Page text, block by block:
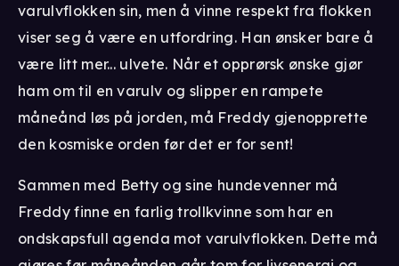
varulvflokken sin, men å vinne respekt fra flokken
viser seg å være en utfordring. Han ønsker bare å
være litt mer... ulvete. Når et opprørsk ønske gjør
ham om til en varulv og slipper en rampete
måneånd løs på jorden, må Freddy gjenopprette
den kosmiske orden før det er for sent!
Sammen med Betty og sine hundevenner må
Freddy finne en farlig trollkvinne som har en
ondskapsfull agenda mot varulvflokken. Dette må